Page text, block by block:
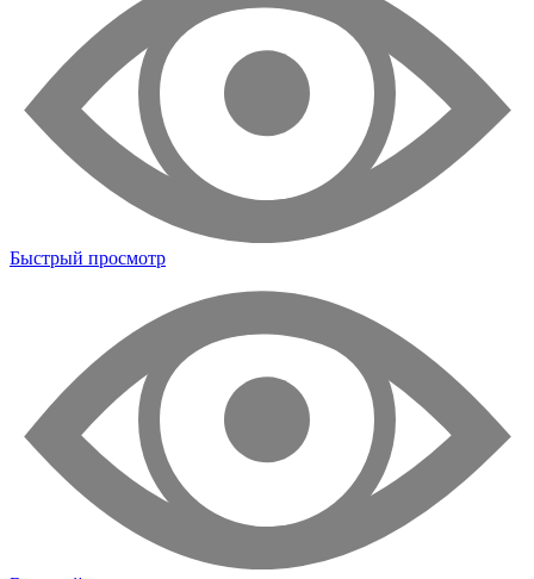
Быстрый просмотр